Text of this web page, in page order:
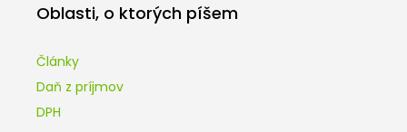
Oblasti, o ktorých píšem
Články
Daň z príjmov
DPH